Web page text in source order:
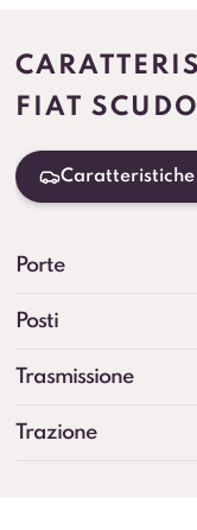
FIAT
Porte
Posti
Trasmissione
Trazione